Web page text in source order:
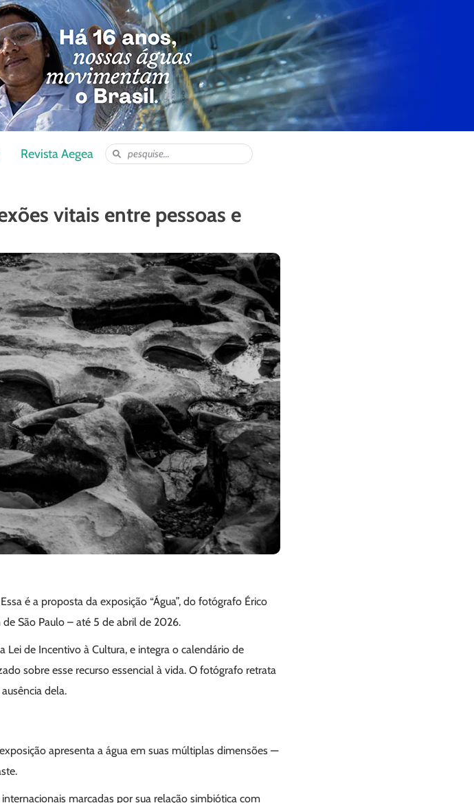
Revista Aegea
vitais entre pessoas e
é a proposta da exposição “Água”, do fotógrafo Érico
São Paulo – até 5 de abril de 2026.
de Incentivo à Cultura, e integra o calendário de
sobre esse recurso essencial à vida. O fotógrafo retrata
dela.
apresenta a água em suas múltiplas dimensões —
marcadas por sua relação simbiótica com